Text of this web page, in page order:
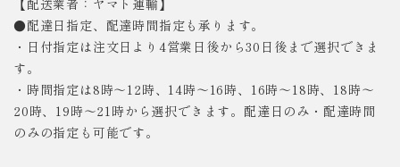
【配送業者：ヤマト運輸】
●配達日指定、配達時間指定も承ります。
・日付指定は注文日より4営業日後から30日後まで選択できま
す。
・時間指定は8時～12時、14時～16時、16時～18時、18時～
20時、19時～21時から選択できます。配達日のみ・配達時間
のみの指定も可能です。